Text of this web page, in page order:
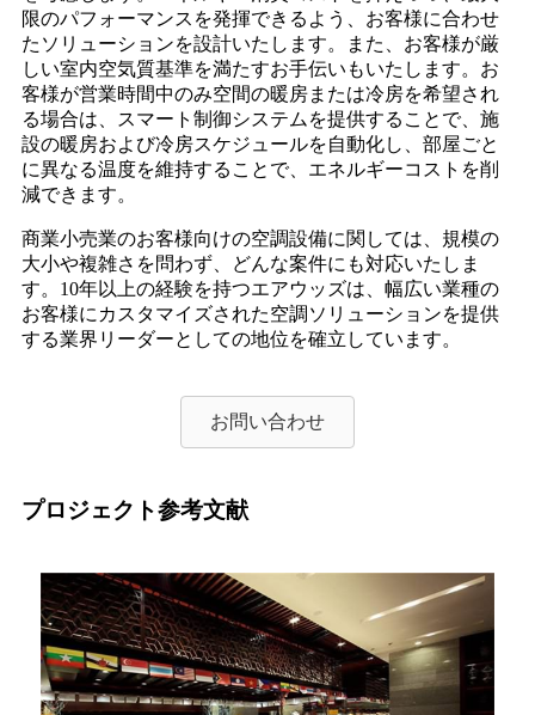
限のパフォーマンスを発揮できるよう、お客様に合わせ
たソリューションを設計いたします。また、お客様が厳
しい室内空気質基準を満たすお手伝いもいたします。お
客様が営業時間中のみ空間の暖房または冷房を希望され
る場合は、スマート制御システムを提供することで、施
設の暖房および冷房スケジュールを自動化し、部屋ごと
に異なる温度を維持することで、エネルギーコストを削
減できます。
商業小売業のお客様向けの空調設備に関しては、規模の
大小や複雑さを問わず、どんな案件にも対応いたしま
す。10年以上の経験を持つエアウッズは、幅広い業種の
お客様にカスタマイズされた空調ソリューションを提供
する業界リーダーとしての地位を確立しています。
お問い合わせ
プロジェクト参考文献